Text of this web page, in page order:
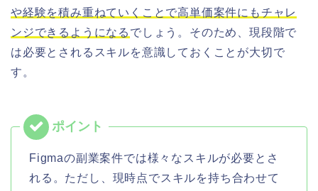
や経験を積み重ねていくことで高単価案件にもチャレ
ンジできるようになる でしょう。そのため、現段階で
は必要とされるスキルを意識しておくことが大切で
す。
Figmaの副業案件では様々なスキルが必要とさ
れる。ただし、現時点でスキルを持ち合わせて